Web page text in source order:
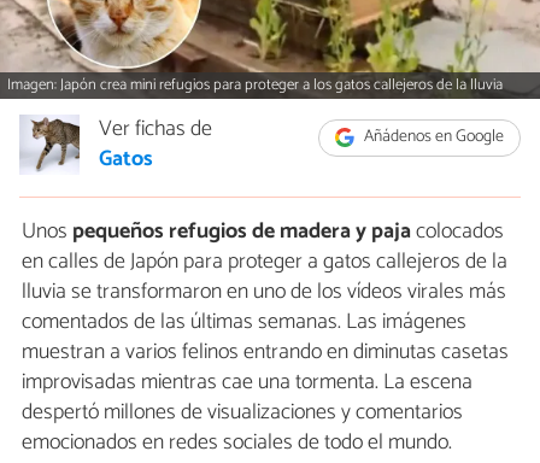
Imagen: Japón crea mini refugios para proteger a los gatos callejeros de la lluvia
Añádenos en Google
Ver fichas de
Gatos
Unos pequeños refugios de madera y pajacolocados
en calles de Japón para proteger a gatos callejeros de la
lluvia se transformaron en uno de los vídeos virales más
comentados de las últimas semanas. Las imágenes
muestran a varios felinos entrando en diminutas casetas
improvisadas mientras cae una tormenta. La escena
despertó millones de visualizaciones y comentarios
emocionados en redes sociales de todo el mundo.